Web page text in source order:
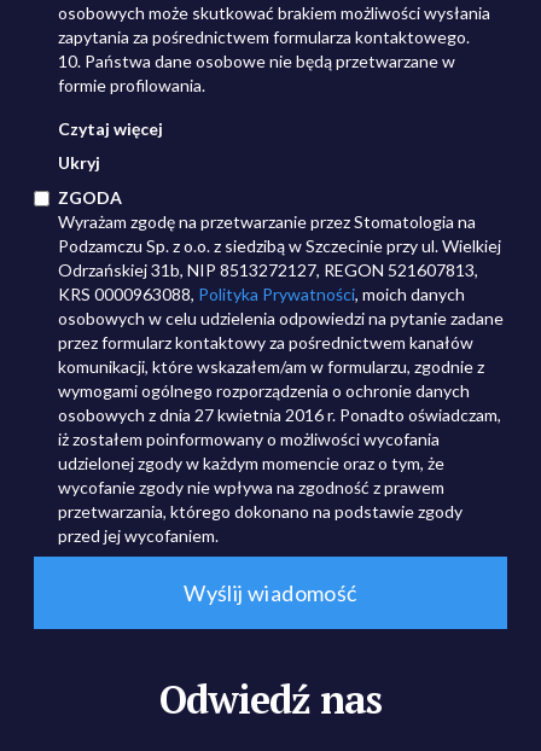
osobowych może skutkować brakiem możliwości wysłania
zapytania za pośrednictwem formularza kontaktowego.
10. Państwa dane osobowe nie będą przetwarzane w
formie profilowania.
Czytaj więcej
Ukryj
ZGODA
Wyrażam zgodę na przetwarzanie przez Stomatologia na
Podzamczu Sp. z o.o. z siedzibą w Szczecinie przy ul. Wielkiej
Odrzańskiej 31b, NIP 8513272127, REGON 521607813,
KRS 0000963088, Polityka Prywatności, moich danych
osobowych w celu udzielenia odpowiedzi na pytanie zadane
przez formularz kontaktowy za pośrednictwem kanałów
komunikacji, które wskazałem/am w formularzu, zgodnie z
wymogami ogólnego rozporządzenia o ochronie danych
osobowych z dnia 27 kwietnia 2016 r. Ponadto oświadczam,
iż zostałem poinformowany o możliwości wycofania
udzielonej zgody w każdym momencie oraz o tym, że
wycofanie zgody nie wpływa na zgodność z prawem
przetwarzania, którego dokonano na podstawie zgody
przed jej wycofaniem.
Odwiedź nas